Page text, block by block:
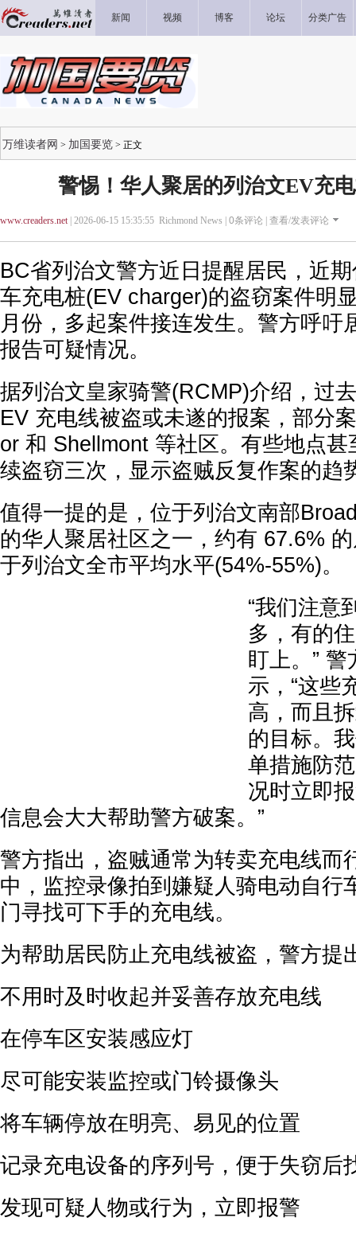
新闻 视频 博客 论坛 分类广告
万维读者网 > 加国要览 > 正文
警惕！华人聚居的列治文EV充
www.creaders.net| 2026-06-15 15:35:55 Richmond News | 0条评论 | 查看/发表评论
BC省列治文警方近日提醒居民，近
车充电桩(EV charger)的盗窃案件明
月份，多起案件接连发生。警方呼吁
报告可疑情况。
据列治文皇家骑警(RCMP)介绍，过
EV 充电线被盗或未遂的报案，部分
or 和 Shellmont 等社区。有些地点
续盗窃三次，显示盗贼反复作案的趋
值得一提的是，位于列治文南部
的华人聚居社区之一，约有 67.6%
于列治文全市平均水平(54%-55%)。
“我们注意
多，有的
盯上。”
示，“这些
高，而且
的目标。
单措施防
况时立即
信息会大大帮助警方破案。”
警方指出，盗贼通常为转卖充电线而
中，监控录像拍到嫌疑人骑电动自行
门寻找可下手的充电线。
为帮助居民防止充电线被盗，警方提
不用时及时收起并妥善存放充电线
在停车区安装感应灯
尽可能安装监控或门铃摄像头
将车辆停放在明亮、易见的位置
记录充电设备的序列号，便于失窃后
发现可疑人物或行为，立即报警